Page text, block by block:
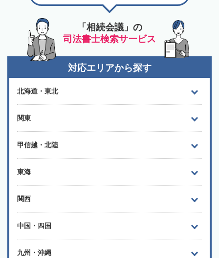
「相続会議」の
司法書士検索サービス
対応エリアから探す
北海道・東北
関東
甲信越・北陸
東海
関西
中国・四国
九州・沖縄